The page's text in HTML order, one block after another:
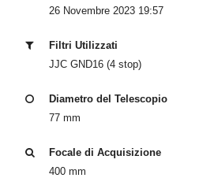
26 Novembre 2023 19:57
Filtri Utilizzati
JJC GND16 (4 stop)
Diametro del Telescopio
77 mm
Focale di Acquisizione
400 mm